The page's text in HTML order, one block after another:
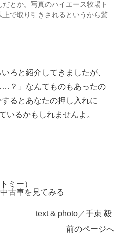
とか。写真のハイエース牧場ト
で取り引きされるというから驚
ろと紹介してきましたが、
？」なんてものもあったの
るとあなたの押し入れに
いるかもしれませんよ。
ミー）
古車を見てみる
text & photo／手束 毅
前のページへ